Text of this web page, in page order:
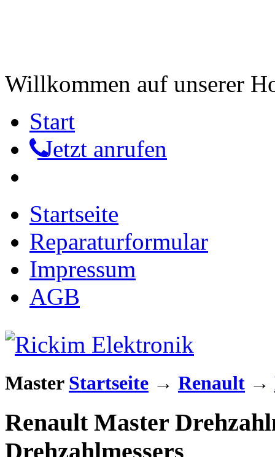
Willkommen auf unserer
Start
Jetzt anrufen
Startseite
Reparaturformular
Impressum
AGB
Master Startseite → Renault →
Renault Master
Drehzahlmessers